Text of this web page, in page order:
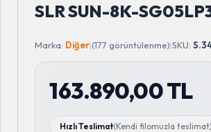
SLR SUN-8K-
Marka: Diğer|(177 görüntülenme)|SKU:
163.890,00 TL
Hızlı Teslimat(Kendi filomuzla teslimat)